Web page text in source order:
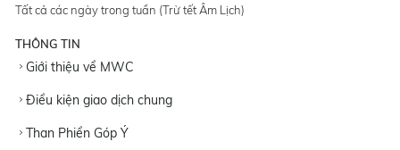
Tất cả các ngày trong tuần (Trừ tết Âm Lịch)
THÔNG TIN
Giới thiệu về MWC
Điều kiện giao dịch chung
Than Phiền Góp Ý